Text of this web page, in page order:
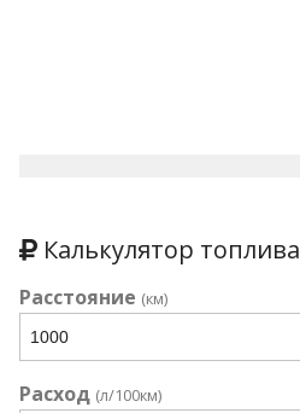
Калькулятор топлива
Расстояние (км)
Расход (л/100км)